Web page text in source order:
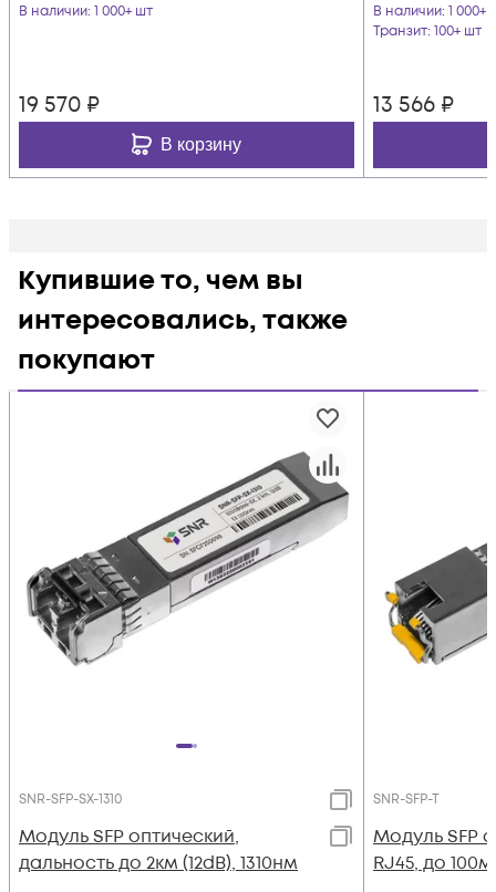
В наличии: 1 000+ шт
19 570 ₽
В корзину
В наличии: 1 000+
Транзит: 100+ шт
13 566 ₽
Купившие то, чем вы
интересовались, также
покупают
SNR-SFP-SX-1310
Модуль SFP оптический,
дальность до 2км (12dB), 1310нм
SNR-SFP-T
Модуль SFP
RJ45, до 100м